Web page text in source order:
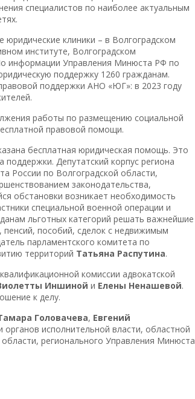
специалистов по наиболее актуальным
клиники – в Волгоградском
институте, Волгоградском
информации Управления Минюста РФ по
поддержку 1260 гражданам.
поддержки АНО «ЮГ»: в 2023 году
работы по размещению социальной
правовой помощи.
бесплатная юридическая помощь. Это
поддержки. Депутатский корпус региона
России по Волгоградской области,
законодательства,
обстановки возникает необходимость
специальной военной операции и
льготных категорий решать важнейшие
пособий, сделок с недвижимым
парламентского комитета по
территорий Татьяна Распутина.
комиссии адвокатской
Иншиной и Елены Ненашевой.
к делу.
Головачева, Евгений
органов исполнительной власти, областной
регионального Управления Минюста